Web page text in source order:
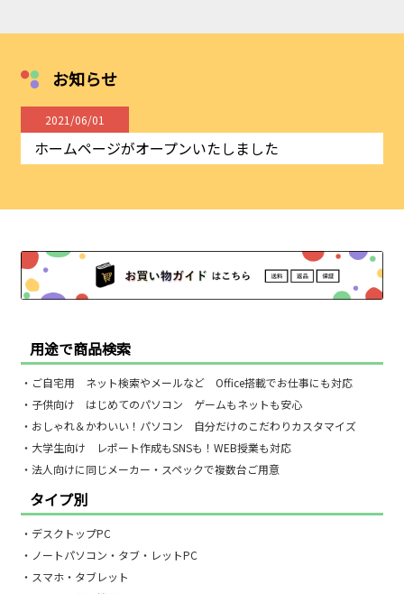
お知らせ
2021/06/01
ホームページがオープンいたしました
用途で商品検索
・ご自宅用 ネット検索やメールなど Office搭載でお仕事にも対応
・子供向け はじめてのパソコン ゲームもネットも安心
・おしゃれ＆かわいい！パソコン 自分だけのこだわりカスタマイズ
・大学生向け レポート作成もSNSも！WEB授業も対応
・法人向けに同じメーカー・スペックで複数台ご用意
タイプ別
・デスクトップPC
・ノートパソコン・タブ・レットPC
・スマホ・タブレット